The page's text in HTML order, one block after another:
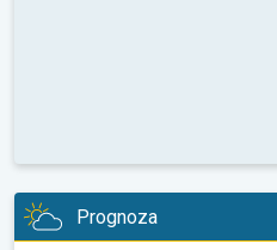
Prognoza